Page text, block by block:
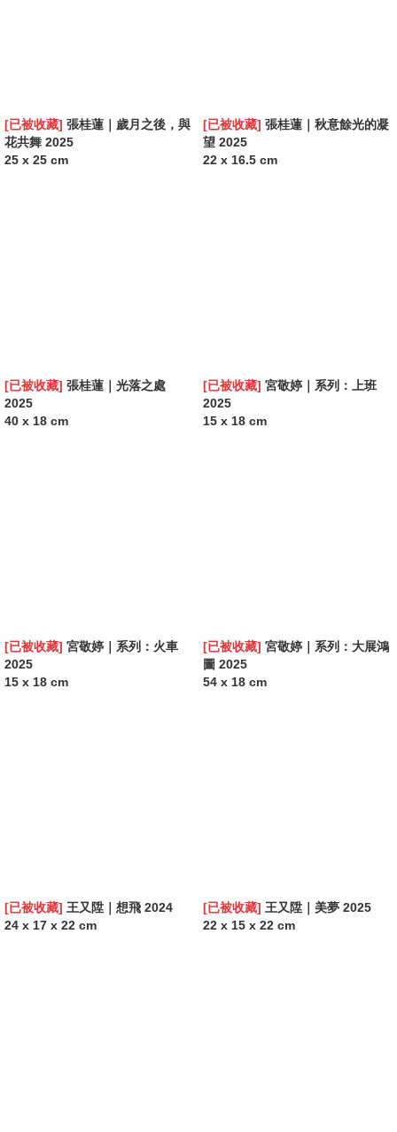
[已被收藏] 張桂蓮｜歲月之後，與
花共舞 2025
25 x 25 cm
[已被收藏] 張桂蓮｜秋意餘光的凝
望 2025
22 x 16.5 cm
[已被收藏] 張桂蓮｜光落之處
2025
40 x 18 cm
[已被收藏] 宮敬婷｜系列：上班
2025
15 x 18 cm
[已被收藏] 宮敬婷｜系列：火車
2025
15 x 18 cm
[已被收藏] 宮敬婷｜系列：大展鴻
圖 2025
54 x 18 cm
[已被收藏] 王又陞｜想飛 2024
24 x 17 x 22 cm
[已被收藏] 王又陞｜美夢 2025
22 x 15 x 22 cm